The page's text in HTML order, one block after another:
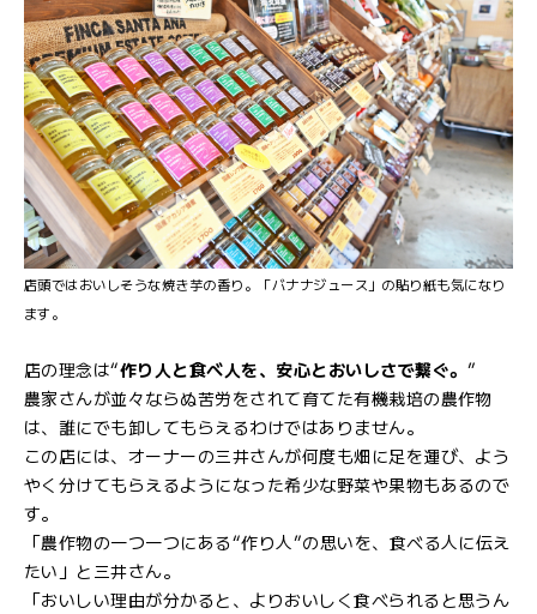
店頭ではおいしそうな焼き芋の香り。「バナナジュース」の貼り紙も気になり
ます。
店の理念は“作り人と食べ人を、安心とおいしさで繋ぐ。 ”
農家さんが並々ならぬ苦労をされて育てた有機栽培の農作物
は、誰にでも卸してもらえるわけではありません。
この店には、オーナーの三井さんが何度も畑に足を運び、よう
やく分けてもらえるようになった希少な野菜や果物もあるので
す。
「農作物の一つ一つにある“作り人”の思いを、食べる人に伝え
たい」と三井さん。
「おいしい理由が分かると、よりおいしく食べられると思うん